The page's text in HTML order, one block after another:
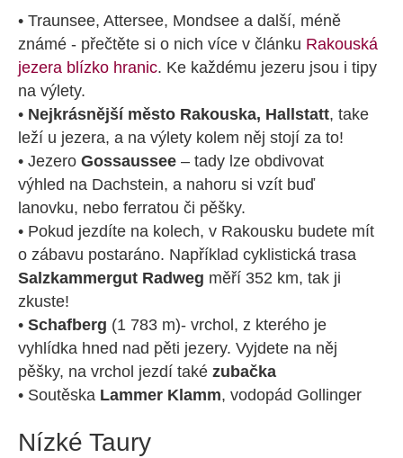
• Traunsee, Attersee, Mondsee a další, méně
známé - přečtěte si o nich více v článku Rakouská
jezera blízko hranic. Ke každému jezeru jsou i tipy
na výlety.
• Nejkrásnější město Rakouska, Hallstatt, take
leží u jezera, a na výlety kolem něj stojí za to!
• Jezero Gossaussee – tady lze obdivovat
výhled na Dachstein, a nahoru si vzít buď
lanovku, nebo ferratou či pěšky.
• Pokud jezdíte na kolech, v Rakousku budete mít
o zábavu postaráno. Například cyklistická trasa
Salzkammergut Radweg měří 352 km, tak ji
zkuste!
• Schafberg (1 783 m)- vrchol, z kterého je
vyhlídka hned nad pěti jezery. Vyjdete na něj
pěšky, na vrchol jezdí také zubačka
• Soutěska Lammer Klamm, vodopád Gollinger
Nízké Taury